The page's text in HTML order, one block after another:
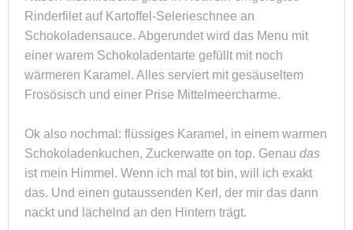
Rinderfilet auf Kartoffel-Selerieschnee an
Schokoladensauce. Abgerundet wird das Menu mit
einer warem Schokoladentarte gefüllt mit noch
wärmeren Karamel. Alles serviert mit gesäuseltem
Frosösisch und einer Prise Mittelmeercharme.
Ok also nochmal: flüssiges Karamel, in einem warmen
Schokoladenkuchen, Zuckerwatte on top. Genau das
ist mein Himmel. Wenn ich mal tot bin, will ich exakt
das. Und einen gutaussenden Kerl, der mir das dann
nackt und lächelnd an den Hintern trägt.